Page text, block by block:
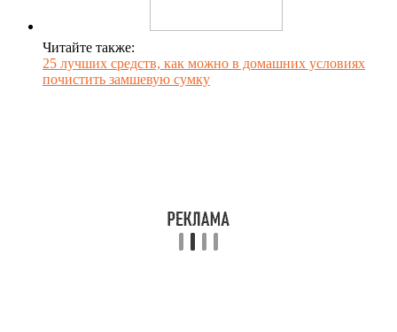
Читайте также:
25 лучших средств, как можно в домашних условиях
почистить замшевую сумку